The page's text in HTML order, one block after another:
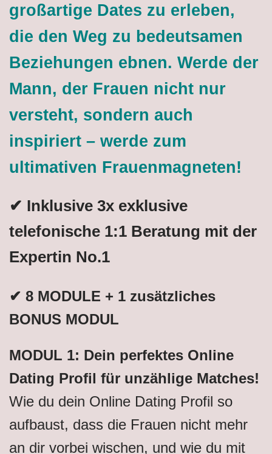
großartige Dates zu erleben,
die den Weg zu bedeutsamen
Beziehungen ebnen. Werde der
Mann, der Frauen nicht nur
versteht, sondern auch
inspiriert – werde zum
ultimativen Frauenmagneten!
✔ Inklusive 3x exklusive
telefonische 1:1 Beratung mit der
Expertin No.1
✔ 8 MODULE + 1 zusätzliches
BONUS MODUL
MODUL 1: Dein perfektes Online
Dating Profil für unzählige Matches!
Wie du dein Online Dating Profil so
aufbaust, dass die Frauen nicht mehr
an dir vorbei wischen, und wie du mit